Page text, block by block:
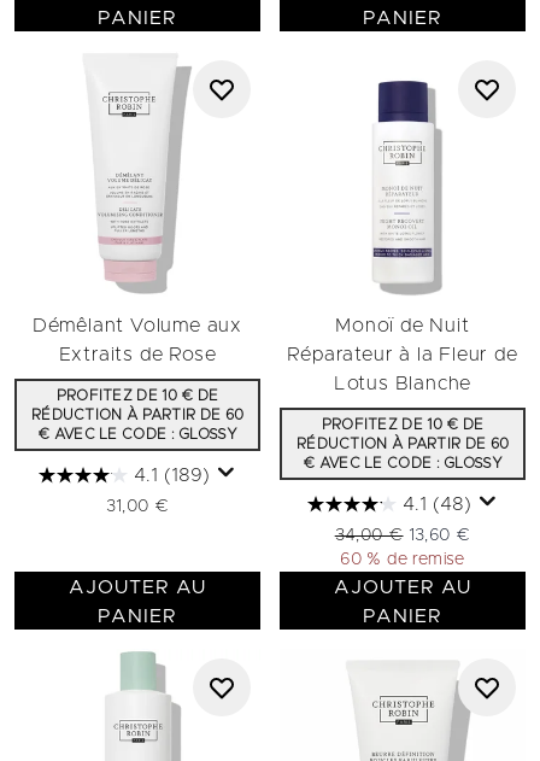
PANIER
PANIER
Démêlant Volume aux
Extraits de Rose
PROFITEZ DE 10 € DE
RÉDUCTION À PARTIR DE 60
€ AVEC LE CODE : GLOSSY
4.1 (189)
31,00 €
AJOUTER AU
PANIER
Monoï de Nuit
Réparateur à la Fleur de
Lotus Blanche​
PROFITEZ DE 10 € DE
RÉDUCTION À PARTIR DE 60
€ AVEC LE CODE : GLOSSY
4.1 (48)
Prix de vente :
34,00 € Prix ​​actuel :
13,60 €
60 % de remise
AJOUTER AU
PANIER